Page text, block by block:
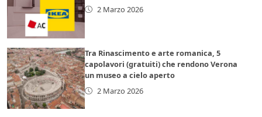
2 Marzo 2026
Tra Rinascimento e arte romanica, 5
capolavori (gratuiti) che rendono Verona
un museo a cielo aperto
2 Marzo 2026